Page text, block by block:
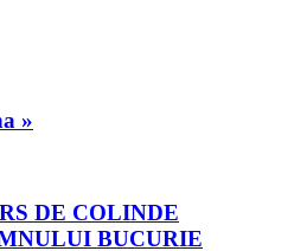
»
DE COLINDE
BUCURIE